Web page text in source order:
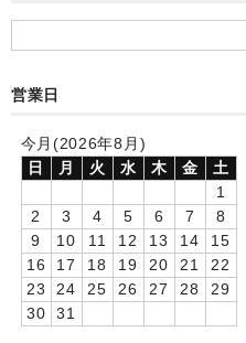
自作オリジナル時計
卒園DVDアルバム
園や先生への贈り物
卒業記念品
音声入りフォトフレームクロ
音声入りフォトフレームクロ
営業日
今月(2026年8月)
日
月 火 水 木 金
土
1
2
3 4 5 6 7
8
9
10 11 12 13 14
15
16
17 18 19 20 21
22
23
24 25 26 27 28
29
30
31